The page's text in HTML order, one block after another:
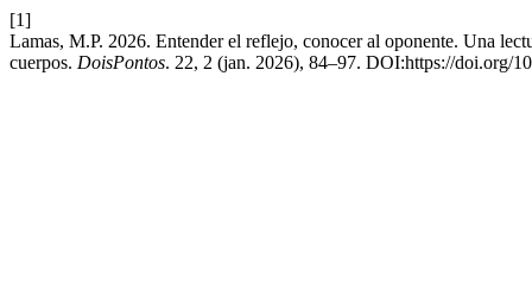
[1]
Lamas, M.P. 2026. Entender el reflejo, conocer al oponente. Una
cuerpos. DoisPontos. 22, 2 (jan. 2026), 84–97. DOI:https://doi.org/